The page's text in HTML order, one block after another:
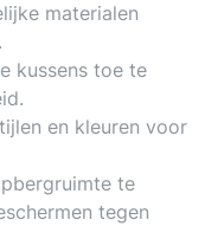
materialen
kussens toe te
en kleuren voor
te
tegen